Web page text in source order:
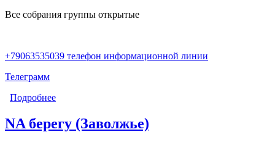
Все собрания группы открытые
+79063535039 телефон информационной линии
Телеграмм
Подробнее
NA берегу (Заволжье)